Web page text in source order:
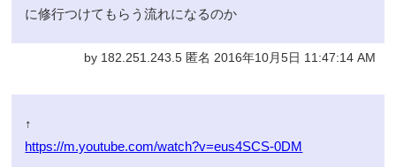
に修行つけてもらう流れになるのか
by 182.251.243.5 匿名 2016年10月5日 11:47:14 AM
↑
https://m.youtube.com/watch?v=eus4SCS-0DM